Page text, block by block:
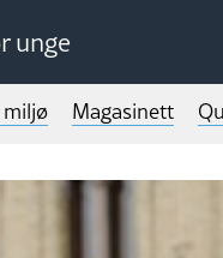
unge
Magasinett